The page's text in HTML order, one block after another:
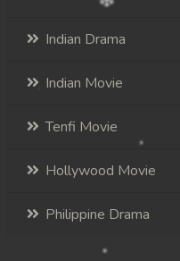
Indian Drama
Indian Movie
Tenfi Movie
Hollywood Movie
Philippine Drama